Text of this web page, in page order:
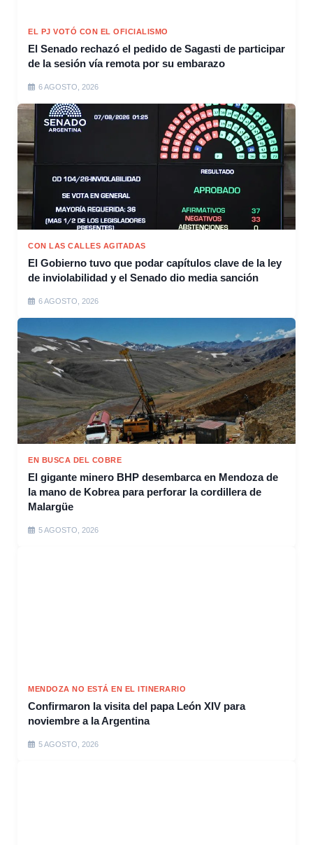
EL PJ VOTÓ CON EL OFICIALISMO
El Senado rechazó el pedido de Sagasti de participar
de la sesión vía remota por su embarazo
6 AGOSTO, 2026
CON LAS CALLES AGITADAS
El Gobierno tuvo que podar capítulos clave de la ley
de inviolabilidad y el Senado dio media sanción
6 AGOSTO, 2026
EN BUSCA DEL COBRE
El gigante minero BHP desembarca en Mendoza de
la mano de Kobrea para perforar la cordillera de
Malargüe
5 AGOSTO, 2026
MENDOZA NO ESTÁ EN EL ITINERARIO
Confirmaron la visita del papa León XIV para
noviembre a la Argentina
5 AGOSTO, 2026